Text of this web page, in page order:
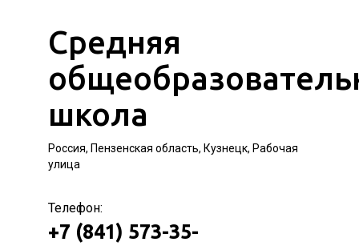
Средняя
школа
Россия, Пензенская область, Кузнецк, Рабочая
улица
Телефон:
+7 (841) 573-35-